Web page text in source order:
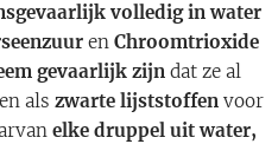
volledig in water
en Chroomtrioxide
gevaarlijk zijndat ze al
als zwarte lijststoffen voor
elke druppel uit water,